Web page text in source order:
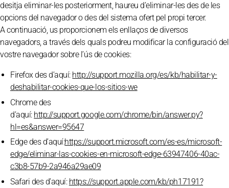
desitja eliminar-les posteriorment, haureu d’eliminar-les des de les
opcions del navegador o des del sistema ofert pel propi tercer.
A continuació, us proporcionem els enllaços de diversos
navegadors, a través dels quals podreu modificar la configuració del
vostre navegador sobre l’ús de cookies:
Firefox des d’aquí: http://support.mozilla.org/es/kb/habilitar-y-
deshabilitar-cookies-que-los-sitios-we
Chrome des
d’aquí: http://support.google.com/chrome/bin/answer.py?
hl=es&answer=95647
Edge des d’aquí:https://support.microsoft.com/es-es/microsoft-
edge/eliminar-las-cookies-en-microsoft-edge-63947406-40ac-
c3b8-57b9-2a946a29ae09
Safari des d’aquí: https://support.apple.com/kb/ph17191?